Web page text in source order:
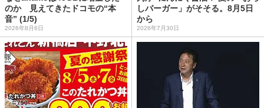
のか 見えてきたドコモの“本
音” (1/5)
2026年8月6日
しバーガー」がそそる。8月5日
から
2026年7月30日